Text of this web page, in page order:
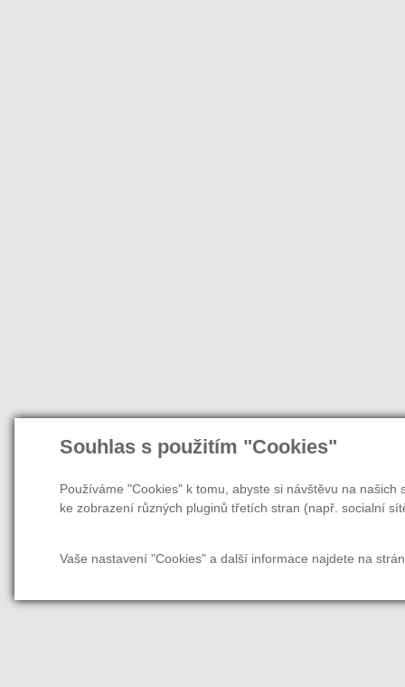
Souhlas s použitím "Cookies"
Používáme "Cookies" k tomu, abyste si návštěvu na
ke zobrazení různých pluginů třetích stran (např. socialní
Vaše nastavení "Cookies" a další informace najdete na